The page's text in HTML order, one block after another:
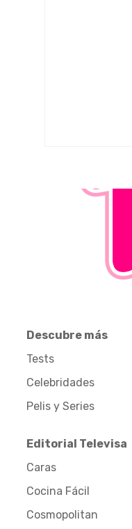
Descubre más
Tests
Celebridades
Pelis y Series
Editorial Televisa
Caras
Cocina Fácil
Cosmopolitan